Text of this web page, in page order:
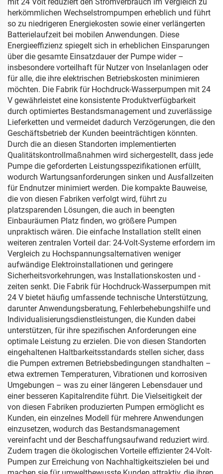
herkömmlichen Wechselstrompumpen erheblich und führt
so zu niedrigeren Energiekosten sowie einer verlängerten
Batterielaufzeit bei mobilen Anwendungen. Diese
Energieeffizienz spiegelt sich in erheblichen Einsparungen
über die gesamte Einsatzdauer der Pumpe wider –
insbesondere vorteilhaft für Nutzer von Inselanlagen oder
für alle, die ihre elektrischen Betriebskosten minimieren
möchten. Die Fabrik für Hochdruck-Wasserpumpen mit 24
V gewährleistet eine konsistente Produktverfügbarkeit
durch optimiertes Bestandsmanagement und zuverlässige
Lieferketten und vermeidet dadurch Verzögerungen, die den
Geschäftsbetrieb der Kunden beeinträchtigen könnten.
Durch die an diesen Standorten implementierten
Qualitätskontrollmaßnahmen wird sichergestellt, dass jede
Pumpe die geforderten Leistungsspezifikationen erfüllt,
wodurch Wartungsanforderungen sinken und Ausfallzeiten
für Endnutzer minimiert werden. Die kompakte Bauweise,
die von diesen Fabriken verfolgt wird, führt zu
platzsparenden Lösungen, die auch in beengten
Einbauräumen Platz finden, wo größere Pumpen
unpraktisch wären. Die einfache Installation stellt einen
weiteren zentralen Vorteil dar: 24-Volt-Systeme erfordern im
Vergleich zu Hochspannungsalternativen weniger
aufwändige Elektroinstallationen und geringere
Sicherheitsvorkehrungen, was Installationskosten und -
zeiten senkt. Die Fabrik für Hochdruck-Wasserpumpen mit
24 V bietet häufig umfassende technische Unterstützung,
darunter Anwendungsberatung, Fehlerbehebungshilfe und
Individualisierungsdienstleistungen, die Kunden dabei
unterstützen, für ihre spezifischen Anforderungen eine
optimale Leistung zu erzielen. Die von diesen Standorten
eingehaltenen Haltbarkeitsstandards stellen sicher, dass
die Pumpen extremen Betriebsbedingungen standhalten –
etwa extremen Temperaturen, Vibrationen und korrosiven
Umgebungen – was zu einer längeren Lebensdauer und
einer besseren Kapitalrendite führt. Die Vielseitigkeit der
von diesen Fabriken produzierten Pumpen ermöglicht es
Kunden, ein einzelnes Modell für mehrere Anwendungen
einzusetzen, wodurch das Bestandsmanagement
vereinfacht und der Beschaffungsaufwand reduziert wird.
Zudem tragen die ökologischen Vorteile effizienter 24-Volt-
Pumpen zur Erreichung von Nachhaltigkeitszielen bei und